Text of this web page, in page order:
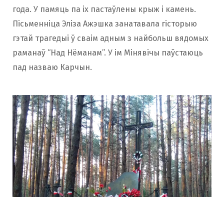
года. У памяць па іх пастаўлены крыж і камень.
Пісьменніца Эліза Ажэшка занатавала гісторыю
гэтай трагедыі ў сваім адным з найбольш вядомых
раманаў “Над Нёманам”. У ім Мінявічы паўстаюць
пад назваю Карчын.